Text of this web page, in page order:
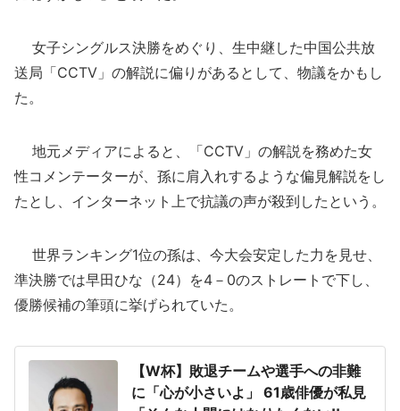
女子シングルス決勝をめぐり、生中継した中国公共放
送局「CCTV」の解説に偏りがあるとして、物議をかもし
た。
地元メディアによると、「CCTV」の解説を務めた女
性コメンテーターが、孫に肩入れするような偏見解説をし
たとし、インターネット上で抗議の声が殺到したという。
世界ランキング1位の孫は、今大会安定した力を見せ、
準決勝では早田ひな（24）を4－0のストレートで下し、
優勝候補の筆頭に挙げられていた。
【W杯】敗退チームや選手への非難
に「心が小さいよ」 61歳俳優が私見